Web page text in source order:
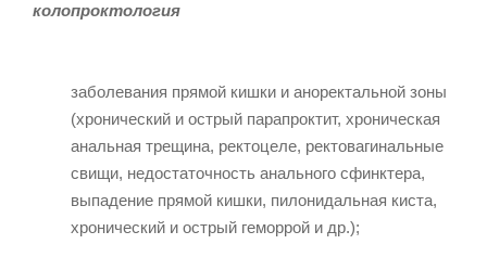
колопроктология
заболевания прямой кишки и аноректальной зоны
(хронический и острый парапроктит, хроническая
анальная трещина, ректоцеле, ректовагинальные
свищи, недостаточность анального сфинктера,
выпадение прямой кишки, пилонидальная киста,
хронический и острый геморрой и др.);